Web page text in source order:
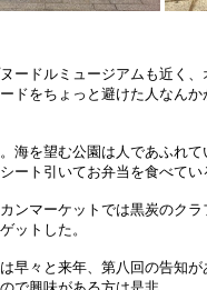
ードルミュージアムも近く
ドをちょっと避けた人なん
海を望む公園は人であふれ
ート引いてお弁当を食べて
ンマーケットでは黒炭のク
ットした。
早々と来年、第八回の告知